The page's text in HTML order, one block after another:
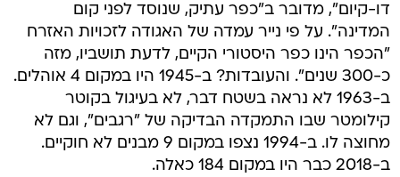
דו-קיום", מדובר ב"כפר עתיק, שנוסד לפני קום
המדינה". על פי נייר עמדה של האגודה לזכויות האזרח
"הכפר הינו כפר היסטורי הקיים, לדעת תושביו, מזה
כ-300 שנים". והעובדות? ב-1945 היו במקום 4 אוהלים.
ב-1963 לא נראה בשטח דבר, לא בעיגול בקוטר
קילומטר שבו התמקדה הבדיקה של "רגבים", וגם לא
מחוצה לו. ב-1994 נצפו במקום 9 מבנים לא חוקיים.
ב-2018 כבר היו במקום 184 כאלה.